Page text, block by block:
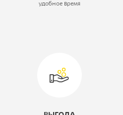
Вид стула:
удобное время